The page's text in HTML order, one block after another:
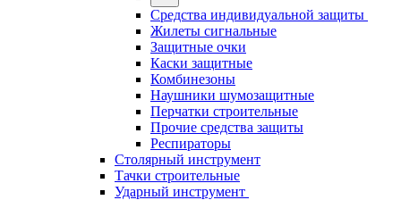
Средства индивидуальной защиты
Жилеты сигнальные
Защитные очки
Каски защитные
Комбинезоны
Наушники шумозащитные
Перчатки строительные
Прочие средства защиты
Респираторы
Столярный инструмент
Тачки строительные
Ударный инструмент